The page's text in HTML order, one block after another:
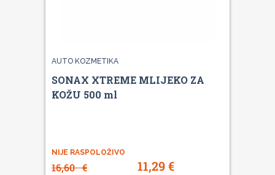
AUTO KOZMETIKA
SONAX XTREME MLIJEKO ZA
KOŽU 500 ml
NIJE RASPOLOŽIVO
16,60€ 11,29€